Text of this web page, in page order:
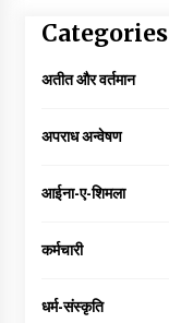
Categories
अतीत और वर्तमान
अपराध अन्वेषण
आईना-ए-शिमला
कर्मचारी
धर्म-संस्कृति